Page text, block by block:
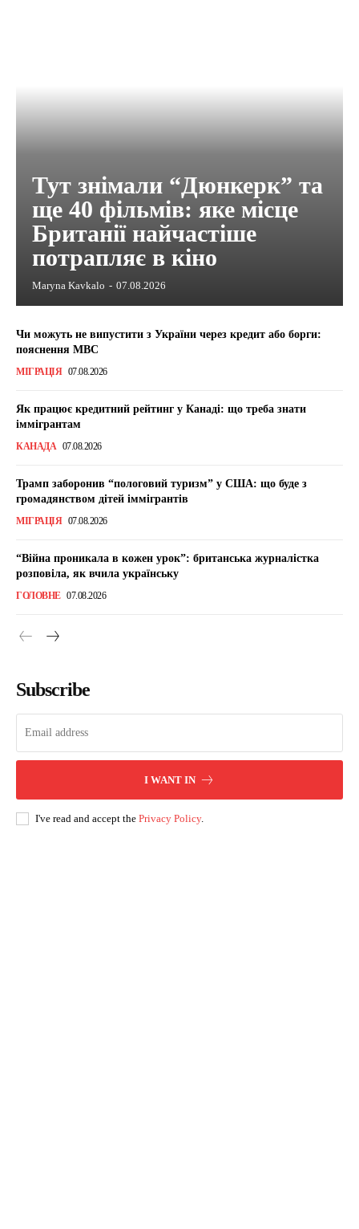
Тут знімали “Дюнкерк” та
ще 40 фільмів: яке місце
Британії найчастіше
потрапляє в кіно
Maryna Kavkalo - 07.08.2026
Чи можуть не випустити з України через кредит або борги:
пояснення МВС
МІГРАЦІЯ 07.08.2026
Як працює кредитний рейтинг у Канаді: що треба знати
іммігрантам
КАНАДА 07.08.2026
Трамп заборонив “пологовий туризм” у США: що буде з
громадянством дітей іммігрантів
МІГРАЦІЯ 07.08.2026
“Війна проникала в кожен урок”: британська журналістка
розповіла, як вчила українську
ГОЛОВНЕ 07.08.2026
Subscribe
I WANT IN
I've read and accept the Privacy Policy.